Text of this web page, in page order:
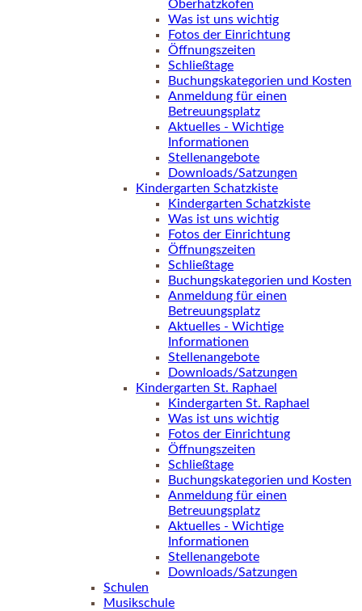
Oberhatzkofen
Was ist uns wichtig
Fotos der Einrichtung
Öffnungszeiten
Schließtage
Buchungskategorien und Kosten
Anmeldung für einen
Betreuungsplatz
Aktuelles - Wichtige
Informationen
Stellenangebote
Downloads/Satzungen
Kindergarten Schatzkiste
Kindergarten Schatzkiste
Was ist uns wichtig
Fotos der Einrichtung
Öffnungszeiten
Schließtage
Buchungskategorien und Kosten
Anmeldung für einen
Betreuungsplatz
Aktuelles - Wichtige
Informationen
Stellenangebote
Downloads/Satzungen
Kindergarten St. Raphael
Kindergarten St. Raphael
Was ist uns wichtig
Fotos der Einrichtung
Öffnungszeiten
Schließtage
Buchungskategorien und Kosten
Anmeldung für einen
Betreuungsplatz
Aktuelles - Wichtige
Informationen
Stellenangebote
Downloads/Satzungen
Schulen
Musikschule